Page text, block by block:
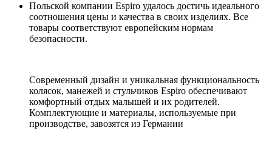
Польской компании Espiro удалось достичь идеального
соотношения цены и качества в своих изделиях. Все
товары соответствуют европейским нормам
безопасности.
Современный дизайн и уникальная функциональность
колясок, манежей и стульчиков Espiro обеспечивают
комфортный отдых малышей и их родителей.
Комплектующие и материалы, используемые при
производстве, завозятся из Германии